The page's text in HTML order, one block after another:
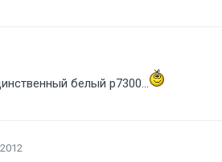
белый р7300...